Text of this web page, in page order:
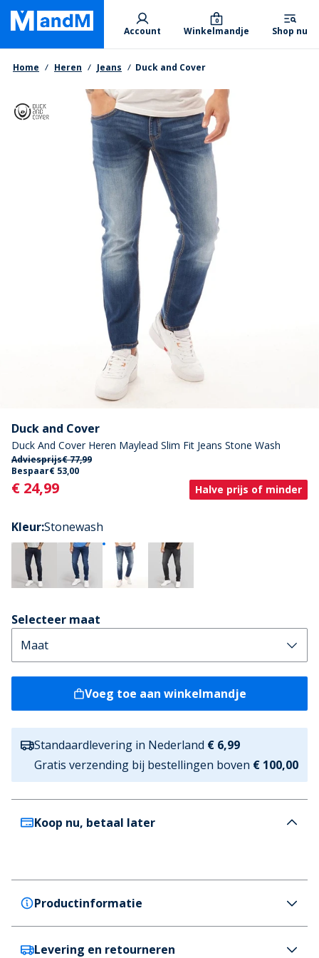
Skip
main
content
Primary departments
Account Winkelmandje
0
Shop nu
Kruimelpad
Home Heren Jeans Duck and Cover
Duck and Cover
Duck And Cover Heren Maylead Slim Fit Jeans Stone Wash
Adviesprijs€ 77,99
Bespaar€ 53,00
Current
€ 24,99 Halve prijs of minder
Kleur:Stonewash
Selecteer maat
Voeg toe aan winkelmandje
Standaardlevering in Nederland € 6,99
Gratis verzending bij bestellingen boven € 100,00
Koop nu, betaal later
Productinformatie
Duck and Cover
Levering en retourneren